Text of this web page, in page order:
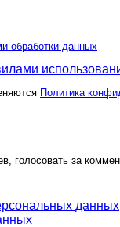
обработки данных
Политика
голосовать за
данных